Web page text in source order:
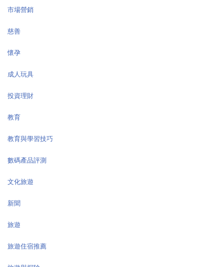
市場營銷
慈善
懷孕
成人玩具
投資理財
教育
教育與學習技巧
數碼產品評測
文化旅遊
新聞
旅遊
旅遊住宿推薦